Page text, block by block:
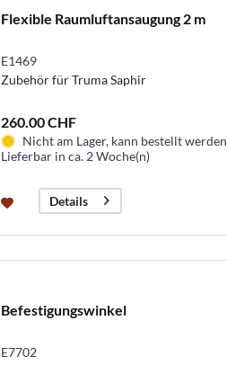
Flexible Raumluftansaugung 2 m
E1469
Zubehör für Truma Saphir
260.00 CHF
Nicht am Lager, kann bestellt werden
Lieferbar in ca. 2 Woche(n)
Details
Befestigungswinkel
E7702